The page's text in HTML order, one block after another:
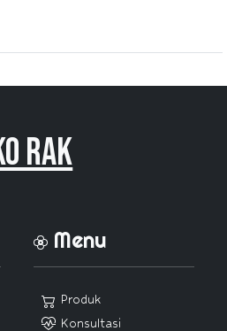
Rak
Menu
Produk
Konsultasi